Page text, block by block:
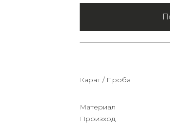
Карат / Проба
Материал
Произход